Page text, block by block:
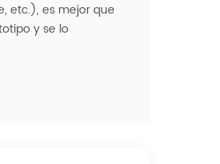
etc.), es mejor que
y se lo